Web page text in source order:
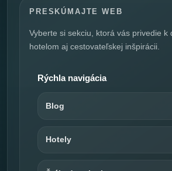
PRESKÚMAJTE WEB
Vyberte si sekciu, ktorá vás privedie k
hotelom aj cestovateľskej inšpirácii.
Rýchla navigácia
Blog
Hotely